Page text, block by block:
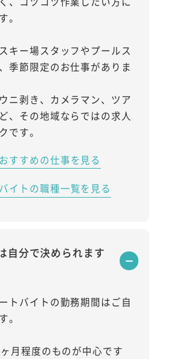
。
キー場スタッフやプールス
季節限定のお仕事がありま
ニ剥き、カメラマン、ツア
、その地域ならではの求人
です。
すすめの仕事を見る
イトの職種一覧を見る
自分で決められます
トバイトの勤務期間はご自
。
月程度のものが中心です